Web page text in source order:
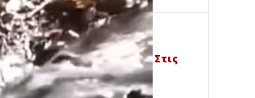
Εισάγετε το όνομά σας...
Τετάρτη, 05 Αυγούστου 2026 19:23
Έχει απόλυτο δίκιο ο 17:41. Στις
εκλογές τιμωρία στην
οικογενειοκρατία,…